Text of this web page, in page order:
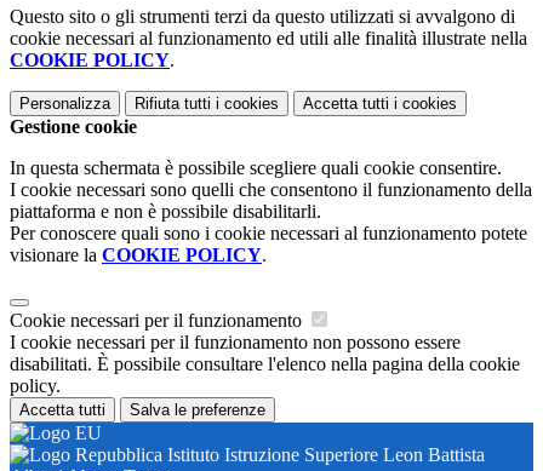
Questo sito o gli strumenti terzi da questo utilizzati si avvalgono di
cookie necessari al funzionamento ed utili alle finalità illustrate nella
COOKIE POLICY.
Personalizza Rifiuta tutti i cookies Accetta tutti i cookies
Gestione cookie
In questa schermata è possibile scegliere quali cookie consentire.
I cookie necessari sono quelli che consentono il funzionamento della
piattaforma e non è possibile disabilitarli.
Per conoscere quali sono i cookie necessari al funzionamento potete
visionare la COOKIE POLICY.
Cookie necessari per il funzionamento
I cookie necessari per il funzionamento non possono essere
disabilitati. È possibile consultare l'elenco nella pagina della cookie
policy.
Accetta tutti Salva le preferenze
Istituto Istruzione Superiore Leon Battista